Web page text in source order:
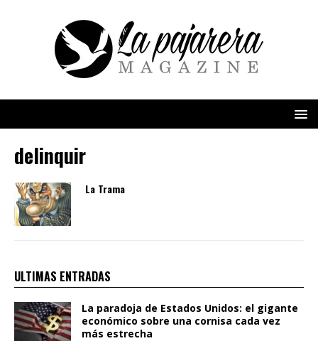
delinquir
La Trama
ULTIMAS ENTRADAS
La paradoja de Estados Unidos: el gigante
económico sobre una cornisa cada vez
más estrecha